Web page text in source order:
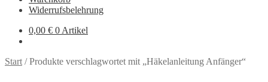
Widerrufsbelehrung
0,00 € 0 Artikel
Start /Produkte verschlagwortet mit „Häkelanleitung Anfänger“